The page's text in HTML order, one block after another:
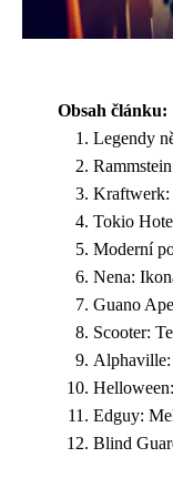
Obsah článku:
Legendy
Kraftwerk:
Tokio
Moderní
Nena:
Guano
Scooter:
Alphaville:
Edguy:
Blind